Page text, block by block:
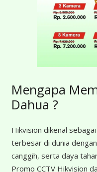
Mengapa
Dahua ?
Hikvision dikenal
terbesar di dunia
canggih, serta daya
Promo CCTV Hikvision